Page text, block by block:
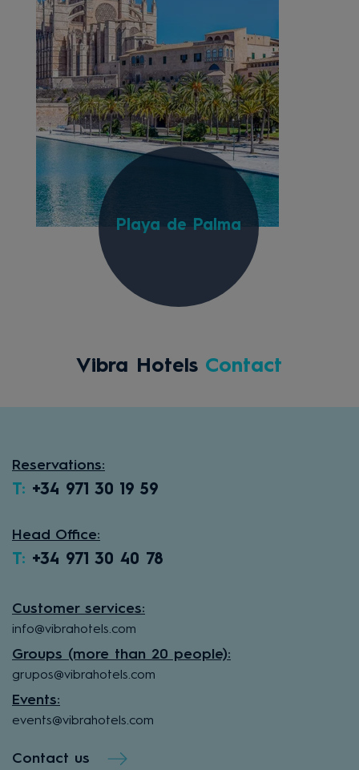
Playa de Palma
Vibra Hotels Contact
Reservations:
T: +34 971 30 19 59
Head Office:
T: +34 971 30 40 78
Customer services:
info@vibrahotels.com
Groups (more than 20 people):
grupos@vibrahotels.com
Events:
events@vibrahotels.com
Contact us